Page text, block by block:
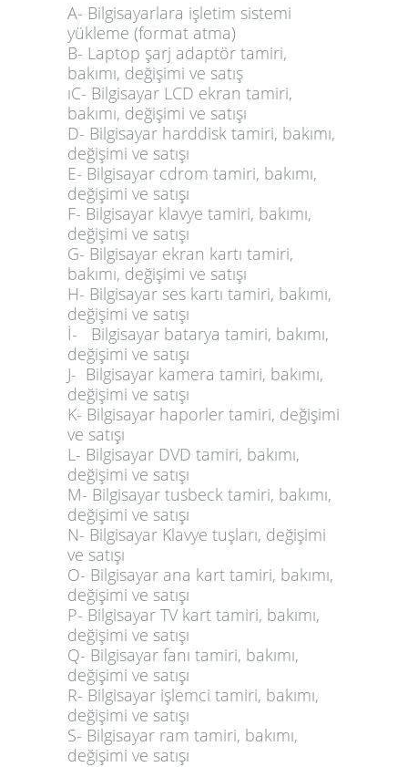
A- Bilgisayarlara işletim sistemi
yükleme (format atma)
B- Laptop şarj adaptör tamiri,
bakımı, değişimi ve satış
ıC- Bilgisayar LCD ekran tamiri,
bakımı, değişimi ve satışı
D- Bilgisayar harddisk tamiri, bakımı,
değişimi ve satışı
E- Bilgisayar cdrom tamiri, bakımı,
değişimi ve satışı
F- Bilgisayar klavye tamiri, bakımı,
değişimi ve satışı
G- Bilgisayar ekran kartı tamiri,
bakımı, değişimi ve satışı
H- Bilgisayar ses kartı tamiri, bakımı,
değişimi ve satışı
İ- Bilgisayar batarya tamiri, bakımı,
değişimi ve satışı
J- Bilgisayar kamera tamiri, bakımı,
değişimi ve satışı
K- Bilgisayar haporler tamiri, değişimi
ve satışı
L- Bilgisayar DVD tamiri, bakımı,
değişimi ve satışı
M- Bilgisayar tusbeck tamiri, bakımı,
değişimi ve satışı
N- Bilgisayar Klavye tuşları, değişimi
ve satışı
O- Bilgisayar ana kart tamiri, bakımı,
değişimi ve satışı
P- Bilgisayar TV kart tamiri, bakımı,
değişimi ve satışı
Q- Bilgisayar fanı tamiri, bakımı,
değişimi ve satışı
R- Bilgisayar işlemci tamiri, bakımı,
değişimi ve satışı
S- Bilgisayar ram tamiri, bakımı,
değişimi ve satışı